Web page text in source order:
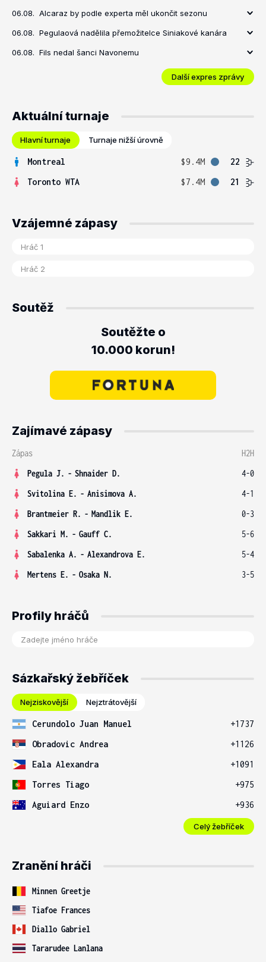
06.08. Alcaraz by podle experta měl ukončit sezonu
06.08. Pegulaová nadělila přemožitelce Siniakové kanára
06.08. Fils nedal šanci Navonemu
Další expres zprávy
Aktuální turnaje
Hlavní turnaje Turnaje nižší úrovně
Montreal $9.4M
22
Toronto WTA
$7.4M 21
Vzájemné zápasy
Soutěž
Soutěžte o
10.000 korun!
Zajímavé zápasy
Zápas
H2H
Pegula J. - Shnaider D.
4-0
Svitolina E. - Anisimova A.
4-1
Brantmeier R. - Mandlik E.
0-3
Sakkari M. - Gauff C.
5-6
Sabalenka A. - Alexandrova E.
5-4
Mertens E. - Osaka N. 3-5
Profily hráčů
Sázkařský žebříček
Nejziskovější Nejztrátovější
Cerundolo Juan Manuel
+1737
Obradovic Andrea
+1126
Eala Alexandra
+1091
Torres Tiago
+975
Aguiard Enzo
+936
Celý žebříček
Zranění hráči
Minnen Greetje
Tiafoe Frances
Diallo Gabriel
Tararudee Lanlana